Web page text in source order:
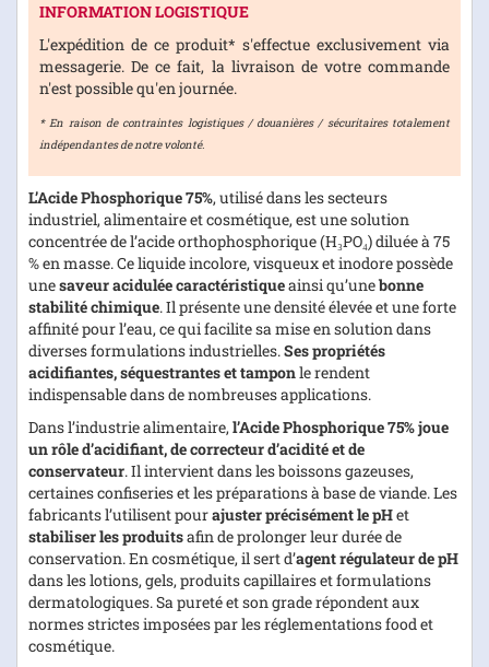
INFORMATION LOGISTIQUE
L'expédition de ce produit* s'effectue exclusivement via
messagerie. De ce fait, la livraison de votre commande
n'est possible qu'en journée.
* En raison de contraintes logistiques / douanières / sécuritaires totalement
indépendantes de notre volonté.
L’Acide Phosphorique 75%, utilisé dans les secteurs
industriel, alimentaire et cosmétique, est une solution
concentrée de l’acide orthophosphorique (H₃PO₄) diluée à 75
% en masse. Ce liquide incolore, visqueux et inodore possède
unesaveur acidulée caractéristiqueainsi qu’unebonne
stabilité chimique. Il présente une densité élevée et une forte
affinité pour l’eau, ce qui facilite sa mise en solution dans
diverses formulations industrielles.Ses propriétés
acidifiantes, séquestrantes et tamponle rendent
indispensable dans de nombreuses applications.
Dans l’industrie alimentaire,l’Acide Phosphorique 75% joue
un rôle d’acidifiant, de correcteur d’acidité et de
conservateur. Il intervient dans les boissons gazeuses,
certaines confiseries et les préparations à base de viande. Les
fabricants l’utilisent pourajuster précisément le pHet
stabiliser les produitsafin de prolonger leur durée de
conservation. En cosmétique, il sert d’agent régulateur de pH
dans les lotions, gels, produits capillaires et formulations
dermatologiques. Sa pureté et son grade répondent aux
normes strictes imposées par les réglementations food et
cosmétique.